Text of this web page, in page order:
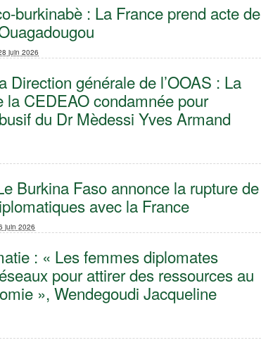
burkinabè : La France prend acte de
juin 2026
Direction générale de l’OOAS : La
la CEDEAO condamnée pour
du Dr Mèdessi Yves Armand
Burkina Faso annonce la rupture de
avec la France
juin 2026
: « Les femmes diplomates
pour attirer des ressources au
», Wendegoudi Jacqueline